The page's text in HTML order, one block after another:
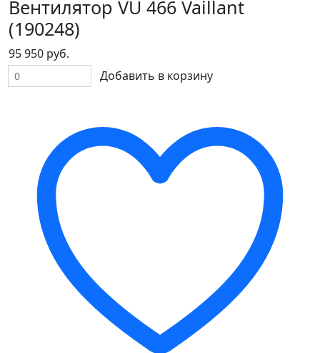
Вентилятор VU 466 Vaillant
(190248)
95 950 руб.
Добавить в корзину